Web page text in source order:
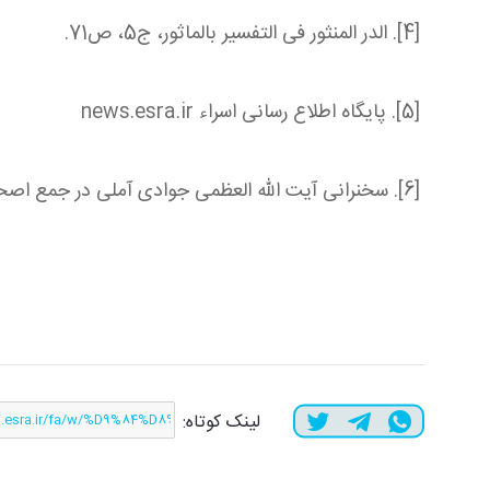
[4]. الدر المنثور فی التفسیر بالماثور، ج5، ص71.
[5]. پایگاه اطلاع رسانی اسراء news.esra.ir
[6]. سخنرانی آیت الله العظمی جوادی آملی در جمع اصحاب رسانه، 1383/5/15
لینک کوتاه: